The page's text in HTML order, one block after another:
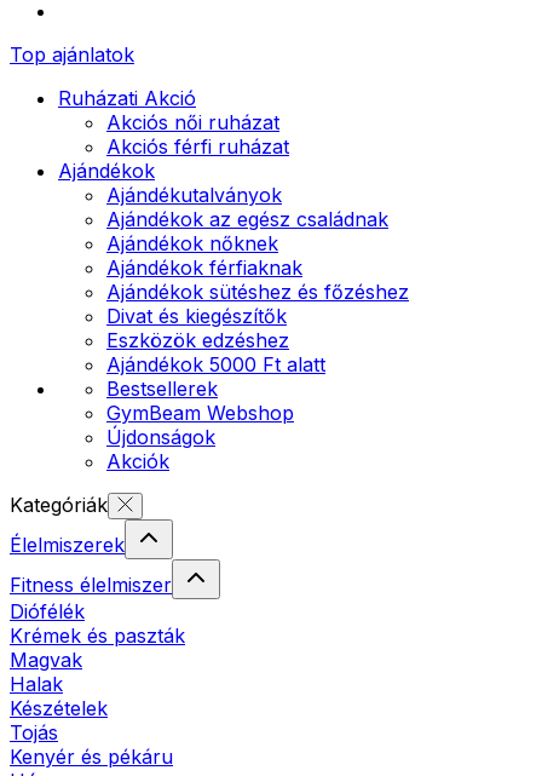
Top ajánlatok
Ruházati Akció
Akciós női ruházat
Akciós férfi ruházat
Ajándékok
Ajándékutalványok
Ajándékok az egész családnak
Ajándékok nőknek
Ajándékok férfiaknak
Ajándékok sütéshez és főzéshez
Divat és kiegészítők
Eszközök edzéshez
Ajándékok 5000 Ft alatt
Bestsellerek
GymBeam Webshop
Újdonságok
Akciók
Kategóriák
Élelmiszerek
Fitness élelmiszer
Diófélék
Krémek és paszták
Magvak
Halak
Készételek
Tojás
Kenyér és pékáru